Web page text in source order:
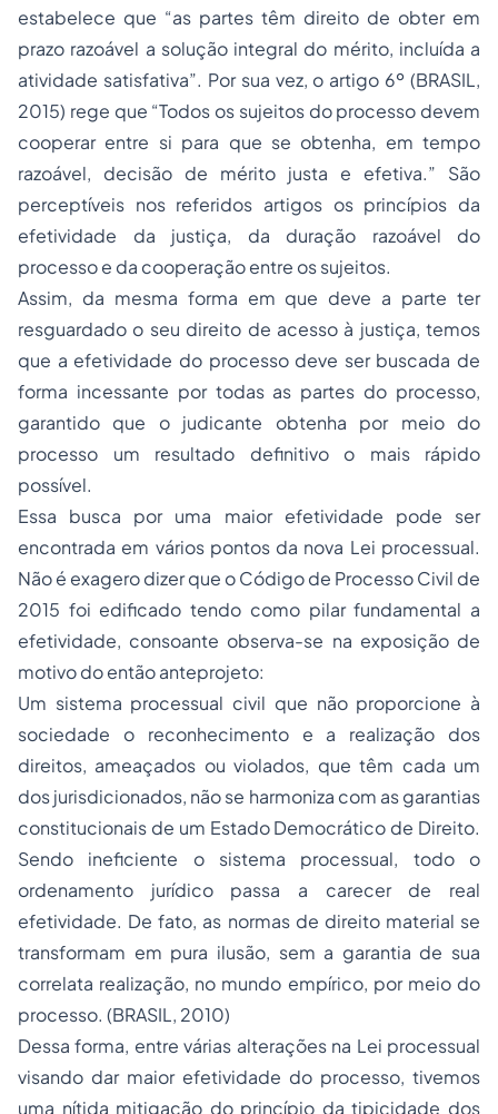
estabelece que “as partes têm direito de obter em
prazo razoável a solução integral do mérito, incluída a
atividade satisfativa”. Por sua vez, o artigo 6º (BRASIL,
2015) rege que “Todos os sujeitos do processo devem
cooperar entre si para que se obtenha, em tempo
razoável, decisão de mérito justa e efetiva.” São
perceptíveis nos referidos artigos os princípios da
efetividade da justiça, da duração razoável do
processo e da cooperação entre os sujeitos.
Assim, da mesma forma em que deve a parte ter
resguardado o seu direito de acesso à justiça, temos
que a efetividade do processo deve ser buscada de
forma incessante por todas as partes do processo,
garantido que o judicante obtenha por meio do
processo um resultado definitivo o mais rápido
possível.
Essa busca por uma maior efetividade pode ser
encontrada em vários pontos da nova Lei processual.
Não é exagero dizer que o Código de Processo Civil de
2015 foi edificado tendo como pilar fundamental a
efetividade, consoante observa-se na exposição de
motivo do então anteprojeto:
Um sistema processual civil que não proporcione à
sociedade o reconhecimento e a realização dos
direitos, ameaçados ou violados, que têm cada um
dos jurisdicionados, não se harmoniza com as garantias
constitucionais de um Estado Democrático de Direito.
Sendo ineficiente o sistema processual, todo o
ordenamento jurídico passa a carecer de real
efetividade. De fato, as normas de direito material se
transformam em pura ilusão, sem a garantia de sua
correlata realização, no mundo empírico, por meio do
processo. (BRASIL, 2010)
Dessa forma, entre várias alterações na Lei processual
visando dar maior efetividade do processo, tivemos
uma nítida mitigação do princípio da tipicidade dos